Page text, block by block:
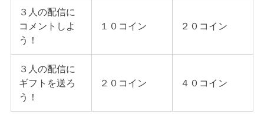
３人の配信に
コメントしよ
う！
１０コイン ２０コイン
３人の配信に
ギフトを送ろ
う！
２０コイン ４０コイン